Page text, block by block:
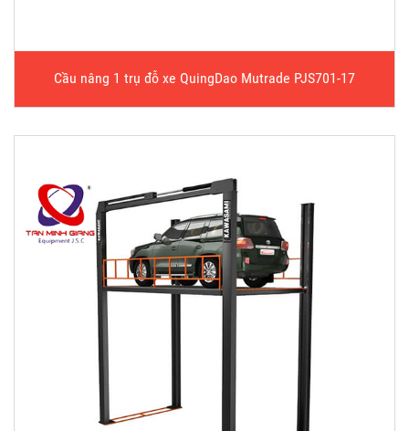
Cầu nâng 1 trụ đỗ xe QuingDao Mutrade PJS701-17